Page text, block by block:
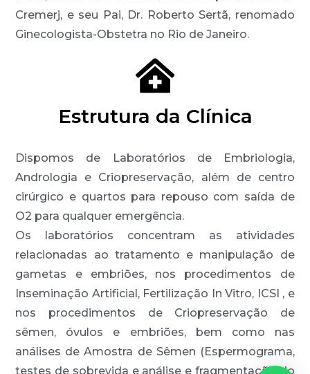
Cremerj, e seu Pai, Dr. Roberto Sertã, renomado
Ginecologista-Obstetra no Rio de Janeiro.
Estrutura da Clínica
Dispomos de Laboratórios de Embriologia,
Andrologia e Criopreservação, além de centro
cirúrgico e quartos para repouso com saída de
O2 para qualquer emergência.
Os laboratórios concentram as atividades
relacionadas ao tratamento e manipulação de
gametas e embriões, nos procedimentos de
Inseminação Artificial, Fertilização In Vitro, ICSI , e
nos procedimentos de Criopreservação de
sêmen, óvulos e embriões, bem como nas
análises de Amostra de Sêmen (Espermograma,
testes de sobrevida e análise e fragmentação do